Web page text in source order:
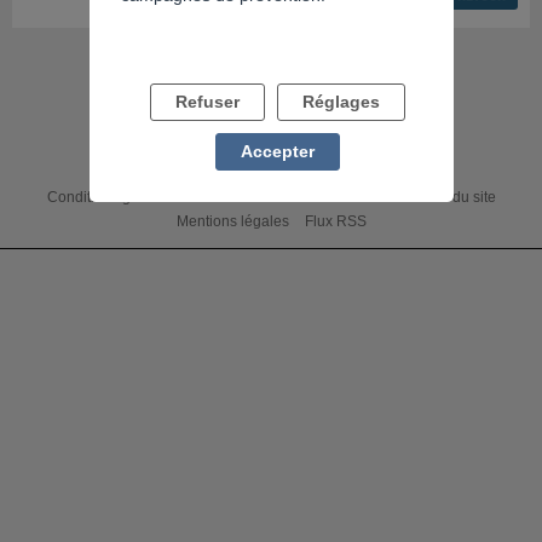
Conditions générales
Charte du site
Mentions légales
Flux RSS
Refuser Réglages
Accepter